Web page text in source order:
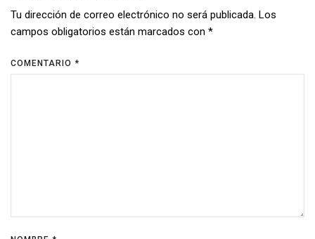
Tu dirección de correo electrónico no será publicada. Los
campos obligatorios están marcados con *
COMENTARIO *